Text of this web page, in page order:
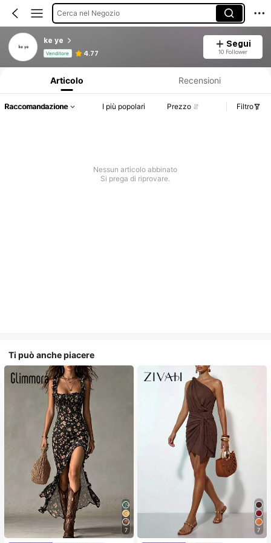
Cerca nel Negozio
ke ye
Venditore 4.77
Segui
10 Follower
Articolo Recensioni
Raccomandazione I più popolari Prezzo Filtro
Nessun articolo abbinato
Si prega di riprovare.
Ti può anche piacere
7 7